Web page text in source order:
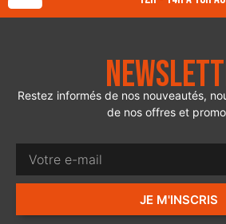
Restez informés de nos nouveautés,
de nos offres et
JE M'INSCRIS